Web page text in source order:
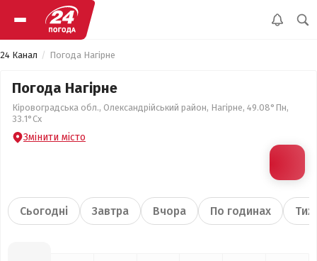
24 Канал Погода Нагірне
Погода Нагірне
Кіровоградська обл., Олександрійський район, Нагірне, 49.08°Пн,
33.1°Сх
Змінити місто
Сьогодні Завтра Вчора По годинах